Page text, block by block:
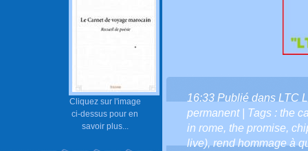
Cliquez sur l'image
ci-dessus pour en
savoir plus...
16:33 Publié dans LTC
permanent| Tags : the
in rome, the promise,
live),rend hommage à